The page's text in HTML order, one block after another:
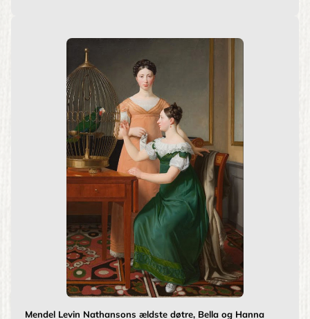
Mendel Levin Nathansons ældste døtre, Bella og Hanna